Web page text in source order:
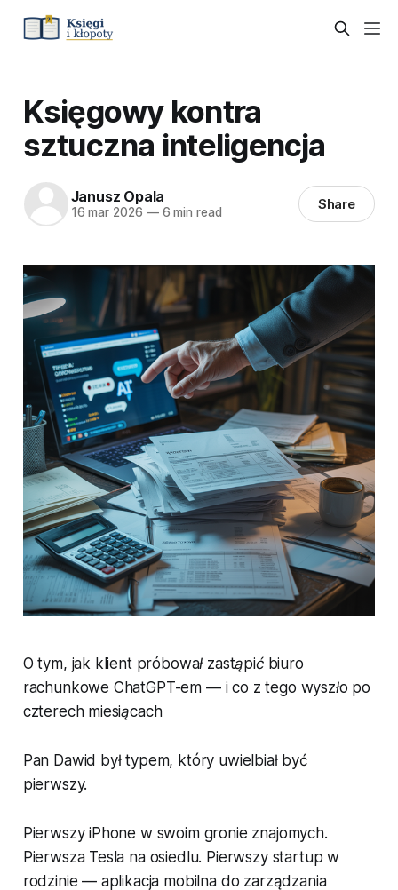
Księgowy kontra
sztuczna inteligencja
Janusz Opala
16 mar 2026 —6 min read Share
O tym, jak klient próbował zastąpić biuro
rachunkowe ChatGPT-em — i co z tego wyszło po
czterech miesiącach
Pan Dawid był typem, który uwielbiał być
pierwszy.
Pierwszy iPhone w swoim gronie znajomych.
Pierwsza Tesla na osiedlu. Pierwszy startup w
rodzinie — aplikacja mobilna do zarządzania